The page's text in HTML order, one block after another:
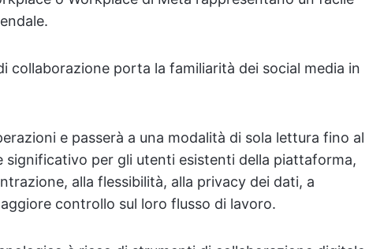
collaborazione porta la familiarità dei social media in
e passerà a una modalità di sola lettura fino al
significativo per gli utenti esistenti della piattaforma,
alla flessibilità, alla privacy dei dati, a
controllo sul loro flusso di lavoro.